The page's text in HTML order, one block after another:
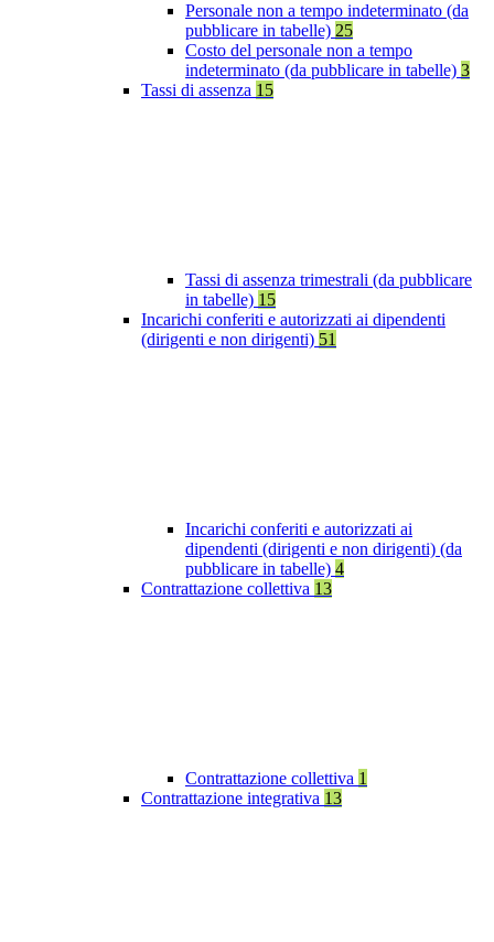
Personale non a tempo indeterminato (da
pubblicare in tabelle) 25
Costo del personale non a tempo
indeterminato (da pubblicare in tabelle) 3
Tassi di assenza 15
Tassi di assenza trimestrali (da pubblicare
in tabelle) 15
Incarichi conferiti e autorizzati ai dipendenti
(dirigenti e non dirigenti) 51
Incarichi conferiti e autorizzati ai
dipendenti (dirigenti e non dirigenti) (da
pubblicare in tabelle) 4
Contrattazione collettiva 13
Contrattazione collettiva 1
Contrattazione integrativa 13